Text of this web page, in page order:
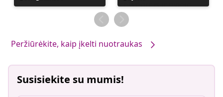
paskelbė
paskelbė
Peržiūrėkite, kaip įkelti nuotraukas
Susisiekite su mumis!